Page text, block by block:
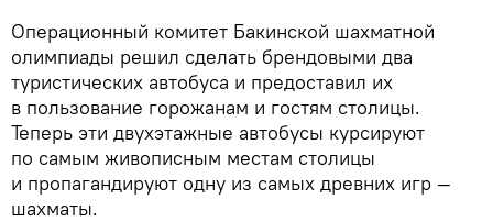
Операционный комитет Бакинской шахматной
олимпиады решил сделать брендовыми два
туристических автобуса и предоставил их
в пользование горожанам и гостям столицы.
Теперь эти двухэтажные автобусы курсируют
по самым живописным местам столицы
и пропагандируют одну из самых древних игр —
шахматы.